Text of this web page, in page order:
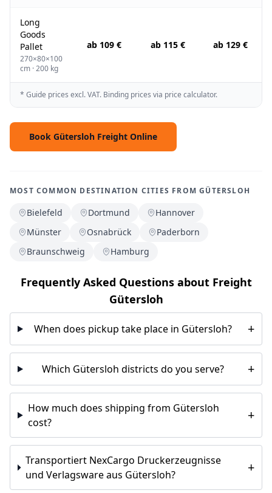
Long
Goods
Pallet
270×80×100
cm · 200 kg
ab 109 € ab 115 € ab 129 €
* Guide prices excl. VAT. Binding prices via price calculator.
Book Gütersloh Freight Online
MOST COMMON DESTINATION CITIES FROM GÜTERSLOH
Bielefeld Dortmund
Hannover
Münster
Osnabrück
Paderborn
Braunschweig
Hamburg
Frequently Asked Questions about Freight
Gütersloh
When does pickup take place in Gütersloh? +
Which Gütersloh districts do you serve? +
How much does shipping from Gütersloh
cost?
+
Transportiert NexCargo Druckerzeugnisse
und Verlagsware aus Gütersloh?
+